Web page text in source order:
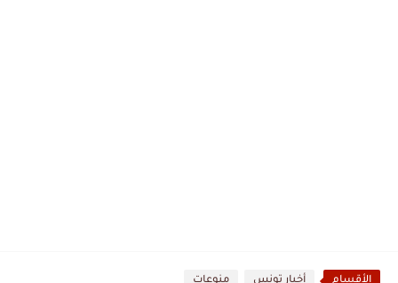
الأقسام أخبار تونس منوعات